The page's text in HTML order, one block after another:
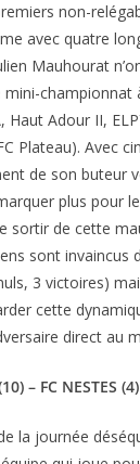
non-
avec quatre
Mauhourat
mini-championnat
Haut Adour II,
Plateau). Avec
de son buteur
plus pour
sortir de cette
sont invaincus
3 victoires)
cette
direct au
– FC NESTES (4)
la journée